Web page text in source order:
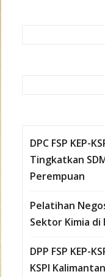
DPC FSP KEP-
Tingkatkan
Perempuan
Pelatihan
Sektor Kimia di
DPP FSP KEP-
KSPI